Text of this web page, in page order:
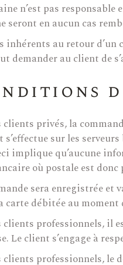
n’est pas
seront en aucun cas
inhérents au retour
demander au client de
clients privés, la
s’effectue sur les
implique qu’aucune
où postale est
sera enregistrée et
carte débitée au
clients professionnels, il
Le client s’engage à
clients professionnels,